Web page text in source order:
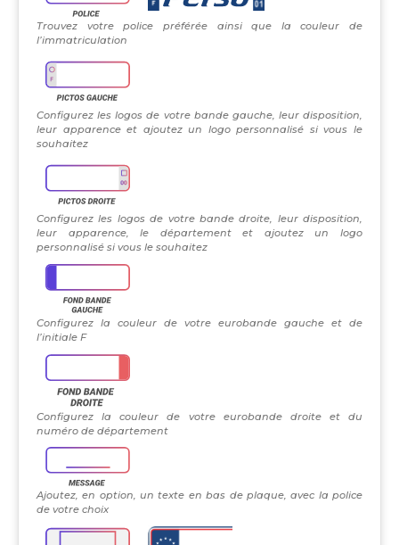
Trouvez votre police préférée ainsi que la couleur de
l’immatriculation
Configurez les logos de votre bande gauche, leur disposition,
leur apparence et ajoutez un logo personnalisé si vous le
souhaitez
Configurez les logos de votre bande droite, leur disposition,
leur apparence, le département et ajoutez un logo
personnalisé si vous le souhaitez
Configurez la couleur de votre eurobande gauche et de
l’initiale F
Configurez la couleur de votre eurobande droite et du
numéro de département
Ajoutez, en option, un texte en bas de plaque, avec la police
de votre choix